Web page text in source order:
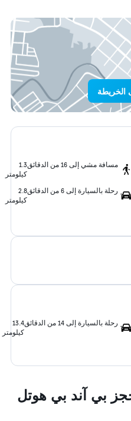
مسافة مشي إلى 16 من الدقائق
1.3
كيلومتر
رحلة بالسيارة إلى 6 من الدقائق
2.8
كيلومتر
رحلة بالسيارة إلى 14 من الدقائق
13.4
كيلومتر
بي آند بي هوتل